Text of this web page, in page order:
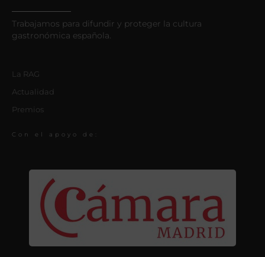
Trabajamos para difundir y proteger la cultura
gastronómica española.
La RAG
Actualidad
Premios
Con el apoyo de: